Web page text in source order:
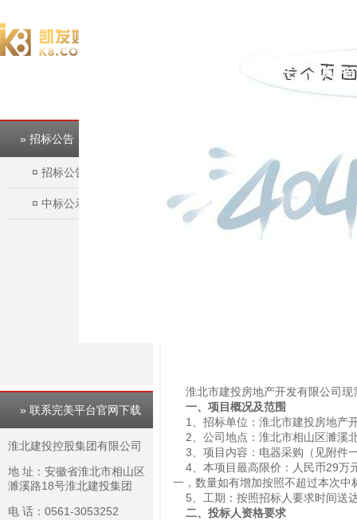
完美平
» 招标公告
¤ 招标公告
¤ 中标公示
» 联系完美平台官网下载
淮北建投控股集团有限公司
地 址：安徽省淮北市相山区
濉溪路18号淮北建投集团
电 话：0561-3053252
淮北市建投房地产开发有限公司现
一、项目概况及范围
1、招标单位：淮北市建投房地产
2、公司地点：淮北市相山区濉溪
3、项目内容：电器采购（见附件
4、本项目最高限价：人民币29万
一，数量如有增加按照不超过本次中
5、工期：按照招标人要求时间送
二、投标人资格要求